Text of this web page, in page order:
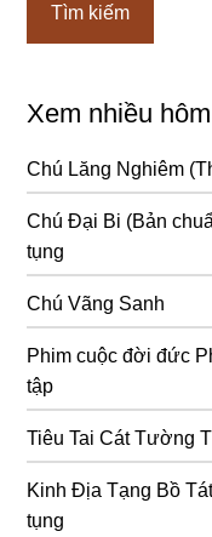
Xem nhiều
Chú Lăng Nghiêm
Chú Đại Bi (Bản
tụng
Chú Vãng Sanh
Phim cuộc đời đức
tập
Tiêu Tai Cát Tường
Kinh Địa Tạng Bồ
tụng